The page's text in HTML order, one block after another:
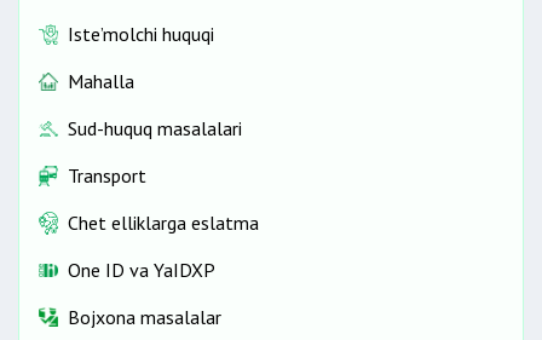
Iste’molchi huquqi
Mahalla
Sud-huquq masalalari
Transport
Chet elliklarga eslatma
One ID vа YaIDXP
Bojxona masalalar